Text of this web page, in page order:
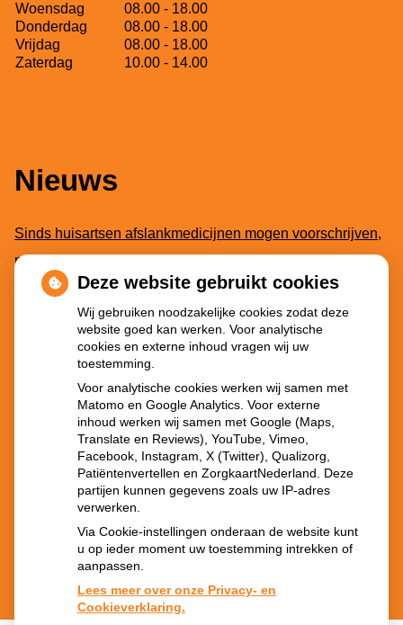
Woensdag
08.00 - 18.00
Donderdag
08.00 - 18.00
Vrijdag
08.00 - 18.00
Zaterdag
10.00 - 14.00
Nieuws
Sinds huisartsen afslankmedicijnen mogen voorschrijven,
neemt gebruik toe
Schurft sinds corona geen vergeten ziekte meer: aantal
uitbraken fors gestegen
Stoppen met afslankmedicijnen betekent zonder
leefstijlaanpassingen weer gewichtstoename
Kookadvies drinkwater in provincie Utrecht vanwege
besmetting
Terugroepactie babyvoeding Nestlé: bacterie kan baby’s
ziek maken
Deze website gebruikt cookies
Wij gebruiken noodzakelijke cookies zodat deze
website goed kan werken. Voor analytische
cookies en externe inhoud vragen wij uw
toestemming.
Voor analytische cookies werken wij samen met
Matomo en Google Analytics. Voor externe
inhoud werken wij samen met Google (Maps,
Translate en Reviews), YouTube, Vimeo,
Facebook, Instagram, X (Twitter), Qualizorg,
Patiëntenvertellen en ZorgkaartNederland. Deze
partijen kunnen gegevens zoals uw IP-adres
verwerken.
Via Cookie-instellingen onderaan de website kunt
u op ieder moment uw toestemming intrekken of
aanpassen.
Lees meer over onze Privacy- en
Cookieverklaring.